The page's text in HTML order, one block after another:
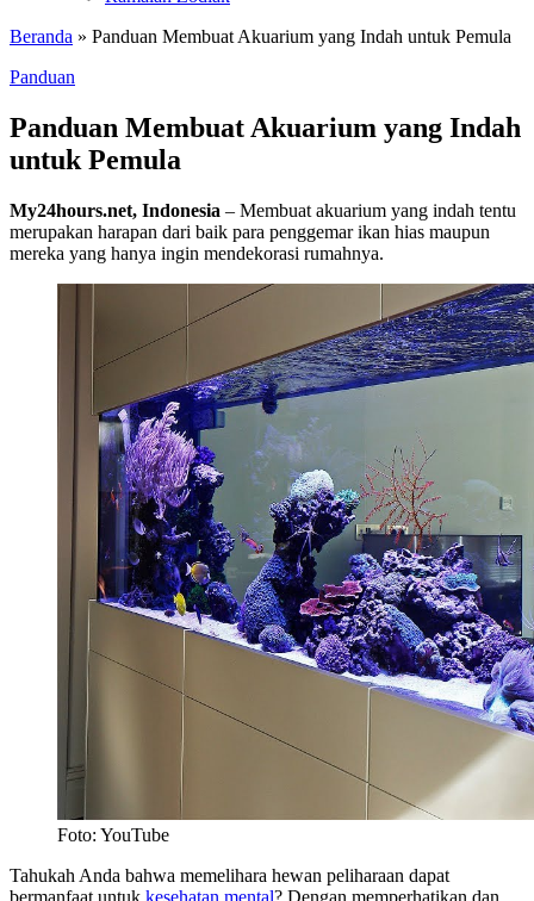
Beranda » Panduan Membuat Akuarium yang Indah untuk Pemula
Panduan
Panduan Membuat Akuarium yang Indah
untuk Pemula
My24hours.net, Indonesia – Membuat akuarium yang indah tentu
merupakan harapan dari baik para penggemar ikan hias maupun
mereka yang hanya ingin mendekorasi rumahnya.
Foto: YouTube
Tahukah Anda bahwa memelihara hewan peliharaan dapat